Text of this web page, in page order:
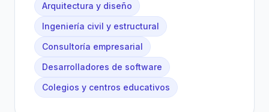
Arquitectura y diseño
Ingeniería civil y estructural
Consultoría empresarial
Desarrolladores de software
Colegios y centros educativos